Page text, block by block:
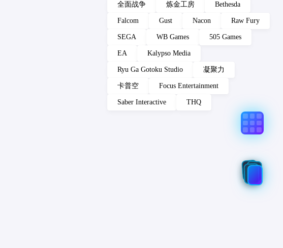
全面战争 炼金工房 Bethesda
Falcom Gust Nacon Raw Fury
SEGA WB Games 505 Games
EA Kalypso Media
Ryu Ga Gotoku Studio 凝聚力
卡普空 Focus Entertainment
Saber Interactive THQ